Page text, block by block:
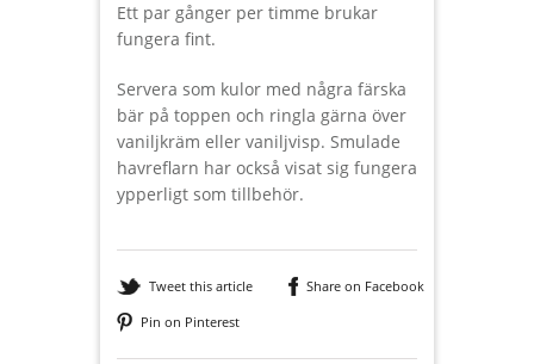
Ett par gånger per timme brukar
fungera fint.
Servera som kulor med några färska
bär på toppen och ringla gärna över
vaniljkräm eller vaniljvisp. Smulade
havreflarn har också visat sig fungera
ypperligt som tillbehör.
Tweet this article
Share on Facebook
Pin on Pinterest